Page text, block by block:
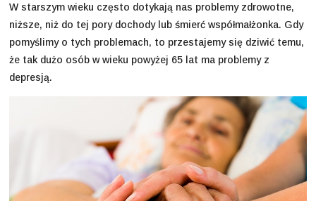
W starszym wieku często dotykają nas problemy zdrowotne,
niższe, niż do tej pory dochody lub śmierć współmałżonka. Gdy
pomyślimy o tych problemach, to przestajemy się dziwić temu,
że tak dużo osób w wieku powyżej 65 lat ma problemy z
depresją.